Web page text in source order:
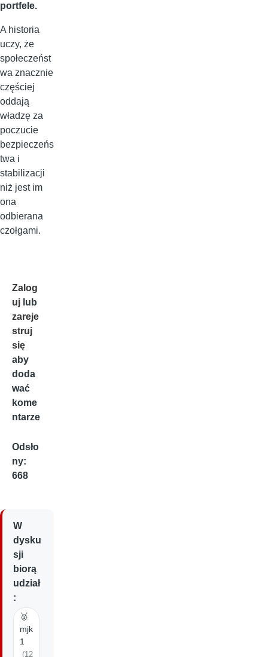
portfele.
A historia
uczy, że
społeczeńst
wa znacznie
częściej
oddają
władzę za
poczucie
bezpieczeńs
twa i
stabilizacji
niż jest im
ona
odbierana
czołgami.
Zalog
uj lub
zareje
struj
się
aby
doda
wać
kome
ntarze
Odsło
ny:
668
W
dysku
sji
biorą
udział
:
🥇
mjk
1
(12